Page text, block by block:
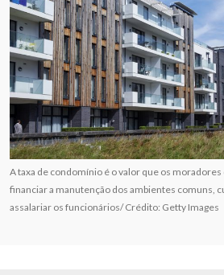
A taxa de condomínio é o valor que os moradores
financiar a manutenção dos ambientes comuns,
assalariar os funcionários/ Crédito: Getty Images